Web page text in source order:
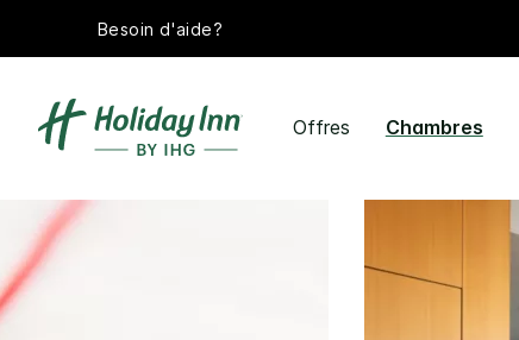
Besoin d'aide?
Offres Chambres